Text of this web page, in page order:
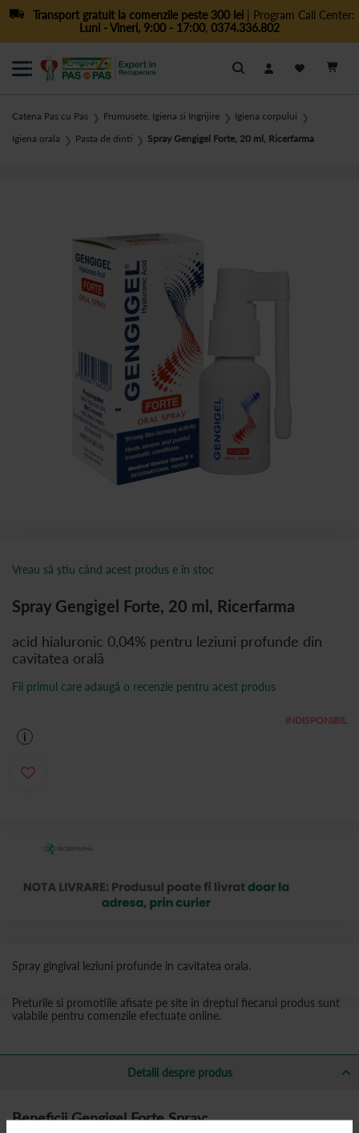
Transport gratuit la comenzile peste 300 lei| Program Call Center:
Luni - Vineri, 9:00 - 17:00, 0374.336.802
Cautare
Catena Pas cu Pas ❯ Frumusete, Igiena si Ingrijire ❯ Igiena corpului ❯
Igiena orala ❯ Pasta de dinti ❯ Spray Gengigel Forte, 20 ml, Ricerfarma
Spray gingival leziuni profunde in cavitatea orala.
Spray Gengigel Forte, 20 ml, Ricerfarma
acid hialuronic 0,04% pentru leziuni profunde din
cavitatea orală
INDISPONIBIL
Fii primul care adaugă o recenzie pentru acest produs
i
Vreau să știu când acest produs e în stoc
Preturile si promotiile afisate pe site in dreptul fiecarui produs sunt
valabile pentru comenzile efectuate online.
Detalii despre produs
Beneficii Gengigel Forte Spray: